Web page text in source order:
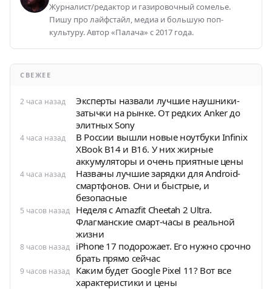
Журналист/редактор и газировочный сомелье.
Пишу про лайфстайл, медиа и большую поп-
культуру. Автор «Палача» с 2017 года.
СВЕЖЕЕ
2 часа назад
Эксперты назвали лучшие наушники-
затычки на рынке. От редких Anker до
элитных Sony
4 часа назад
В России вышли новые ноутбуки Infinix
XBook B14 и B16. У них жирные
аккумуляторы и очень приятные цены
4 часа назад
Названы лучшие зарядки для Android-
смартфонов. Они и быстрые, и
безопасные
5 часов назад
Неделя с Amazfit Cheetah 2 Ultra.
Флагманские смарт-часы в реальной
жизни
8 часов назад
iPhone 17 подорожает. Его нужно срочно
брать прямо сейчас
9 часов назад
Каким будет Google Pixel 11? Вот все
характеристики и цены